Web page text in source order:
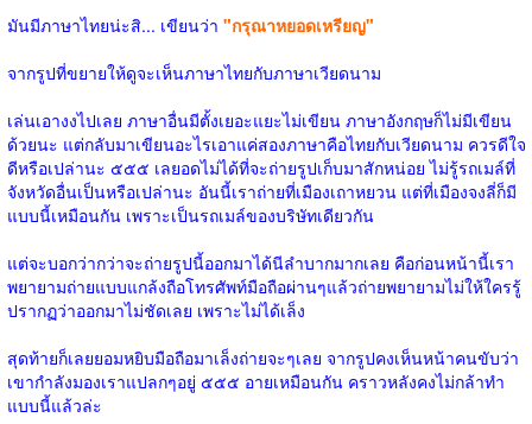
มันมีภาษาไทยน่ะสิ... เขียนว่า "กรุณาหยอดเหรียญ"
จากรูปที่ขยายให้ดูจะเห็นภาษาไทยกับภาษาเวียดนาม
เล่นเอางงไปเลย ภาษาอื่นมีตั้งเยอะแยะไม่เขียน ภาษาอังกฤษก็ไม่มีเขียน
ด้วยนะ แต่กลับมาเขียนอะไรเอาแค่สองภาษาคือไทยกับเวียดนาม ควรดีใจ
ดีหรือเปล่านะ ๕๕๕ เลยอดไม่ได้ที่จะถ่ายรูปเก็บมาสักหน่อย ไม่รู้รถเมล์ที่
จังหวัดอื่นเป็นหรือเปล่านะ อันนี้เราถ่ายที่เมืองเถาหยวน แต่ที่เมืองจงลี่ก็มี
แบบนี้เหมือนกัน เพราะเป็นรถเมล์ของบริษัทเดียวกัน
แต่จะบอกว่ากว่าจะถ่ายรูปนี้ออกมาได้นีลำบากมากเลย คือก่อนหน้านี้เรา
พยายามถ่ายแบบแกล้งถือโทรศัพท์มือถือผ่านๆแล้วถ่ายพยายามไม่ให้ใครรู้
ปรากฏว่าออกมาไม่ชัดเลย เพราะไม่ได้เล็ง
สุดท้ายก็เลยยอมหยิบมือถือมาเล็งถ่ายจะๆเลย จากรูปคงเห็นหน้าคนขับว่า
เขากำลังมองเราแปลกๆอยู่ ๕๕๕ อายเหมือนกัน คราวหลังคงไม่กล้าทำ
แบบนี้แล้วล่ะ